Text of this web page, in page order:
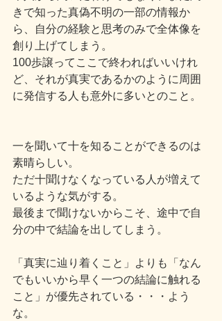
きで知った真偽不明の一部の情報か
ら、自分の経験と思考のみで全体像を
創り上げてしまう。
100歩譲ってここで終わればいいけれ
ど、それが真実であるかのように周囲
に発信する人も意外に多いとのこと。
一を聞いて十を知ることができるのは
素晴らしい。
ただ十聞けなくなっている人が増えて
いるような気がする。
最後まで聞けないからこそ、途中で自
分の中で結論を出してしまう。
「真実に辿り着くこと」よりも「なん
でもいいから早く一つの結論に触れる
こと」が優先されている・・・よう
な。